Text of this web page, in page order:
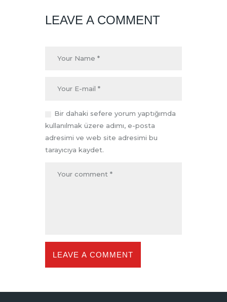
LEAVE A COMMENT
Bir dahaki sefere yorum yaptığımda
kullanılmak üzere adımı, e-posta
adresimi ve web site adresimi bu
tarayıcıya kaydet.